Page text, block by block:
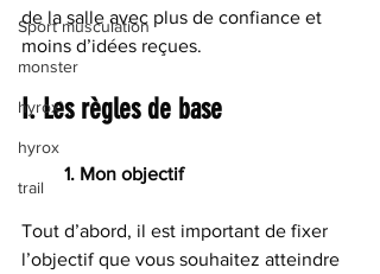
Sport musculation
monster
hyrox`
hyrox
trail
de la salle avec plus de confiance et
moins d’idées reçues.
I. Les règles de base
1. Mon objectif
Tout d’abord, il est important de fixer
l’objectif que vous souhaitez atteindre